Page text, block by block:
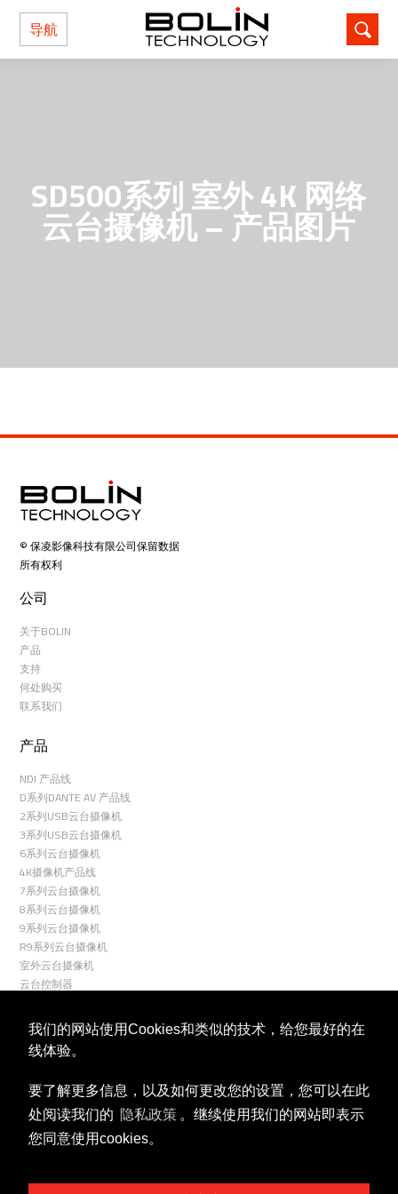
我们的网站使用Cookies和类似的技术，给您最好的在
线体验。
要了解更多信息，以及如何更改您的设置，您可以在此
处阅读我们的 隐私政策 。继续使用我们的网站即表示
您同意使用cookies。
导航
SD500系列 室外 4K 网络
云台摄像机 – 产品图片
© 保凌影像科技有限公司保留数据
所有权利
公司
关于BOLIN
产品
支持
何处购买
联系我们
产品
NDI 产品线
D系列DANTE AV 产品线
2系列USB云台摄像机
3系列USB云台摄像机
6系列云台摄像机
4K摄像机产品线
7系列云台摄像机
8系列云台摄像机
9系列云台摄像机
R9系列云台摄像机
室外云台摄像机
云台控制器
关联